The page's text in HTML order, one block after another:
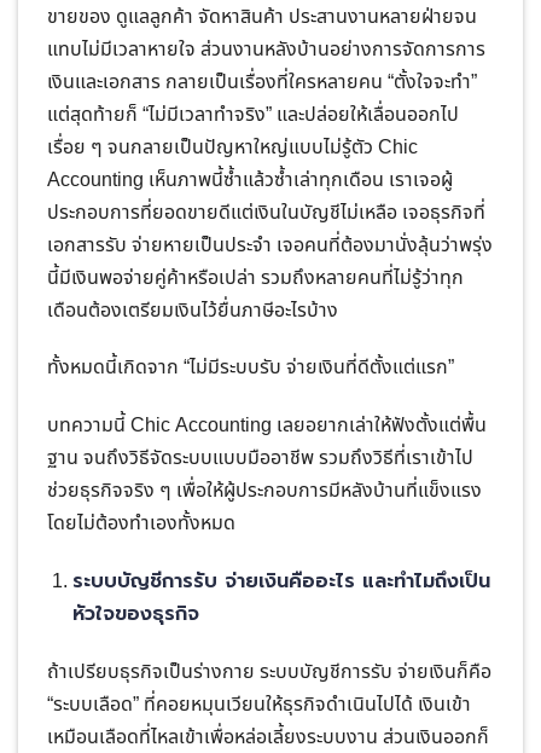
ขายของ ดูแลลูกค้า จัดหาสินค้า ประสานงานหลายฝ่ายจน
แทบไม่มีเวลาหายใจ ส่วนงานหลังบ้านอย่างการจัดการการ
เงินและเอกสาร กลายเป็นเรื่องที่ใครหลายคน “ตั้งใจจะทำ”
แต่สุดท้ายก็ “ไม่มีเวลาทำจริง” และปล่อยให้เลื่อนออกไป
เรื่อย ๆ จนกลายเป็นปัญหาใหญ่แบบไม่รู้ตัว Chic
Accounting เห็นภาพนี้ซ้ำแล้วซ้ำเล่าทุกเดือน เราเจอผู้
ประกอบการที่ยอดขายดีแต่เงินในบัญชีไม่เหลือ เจอธุรกิจที่
เอกสารรับ จ่ายหายเป็นประจำ เจอคนที่ต้องมานั่งลุ้นว่าพรุ่ง
นี้มีเงินพอจ่ายคู่ค้าหรือเปล่า รวมถึงหลายคนที่ไม่รู้ว่าทุก
เดือนต้องเตรียมเงินไว้ยื่นภาษีอะไรบ้าง
ทั้งหมดนี้เกิดจาก “ไม่มีระบบรับ จ่ายเงินที่ดีตั้งแต่แรก”
บทความนี้ Chic Accounting เลยอยากเล่าให้ฟังตั้งแต่พื้น
ฐาน จนถึงวิธีจัดระบบแบบมืออาชีพ รวมถึงวิธีที่เราเข้าไป
ช่วยธุรกิจจริง ๆ เพื่อให้ผู้ประกอบการมีหลังบ้านที่แข็งแรง
โดยไม่ต้องทำเองทั้งหมด
ระบบบัญชีการรับ จ่ายเงินคืออะไร และทำไมถึงเป็น
หัวใจของธุรกิจ
ถ้าเปรียบธุรกิจเป็นร่างกาย ระบบบัญชีการรับ จ่ายเงินก็คือ
“ระบบเลือด” ที่คอยหมุนเวียนให้ธุรกิจดำเนินไปได้ เงินเข้า
เหมือนเลือดที่ไหลเข้าเพื่อหล่อเลี้ยงระบบงาน ส่วนเงินออกก็